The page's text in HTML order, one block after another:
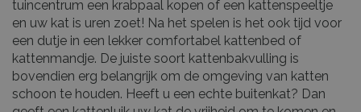
tuincentrum een krabpaal kopen of een kattenspeeltje
en uw kat is uren zoet! Na het spelen is het ook tijd voor
een dutje in een lekker comfortabel kattenbed of
kattenmandje. De juiste soort kattenbakvulling is
bovendien erg belangrijk om de omgeving van katten
schoon te houden. Heeft u een echte buitenkat? Dan